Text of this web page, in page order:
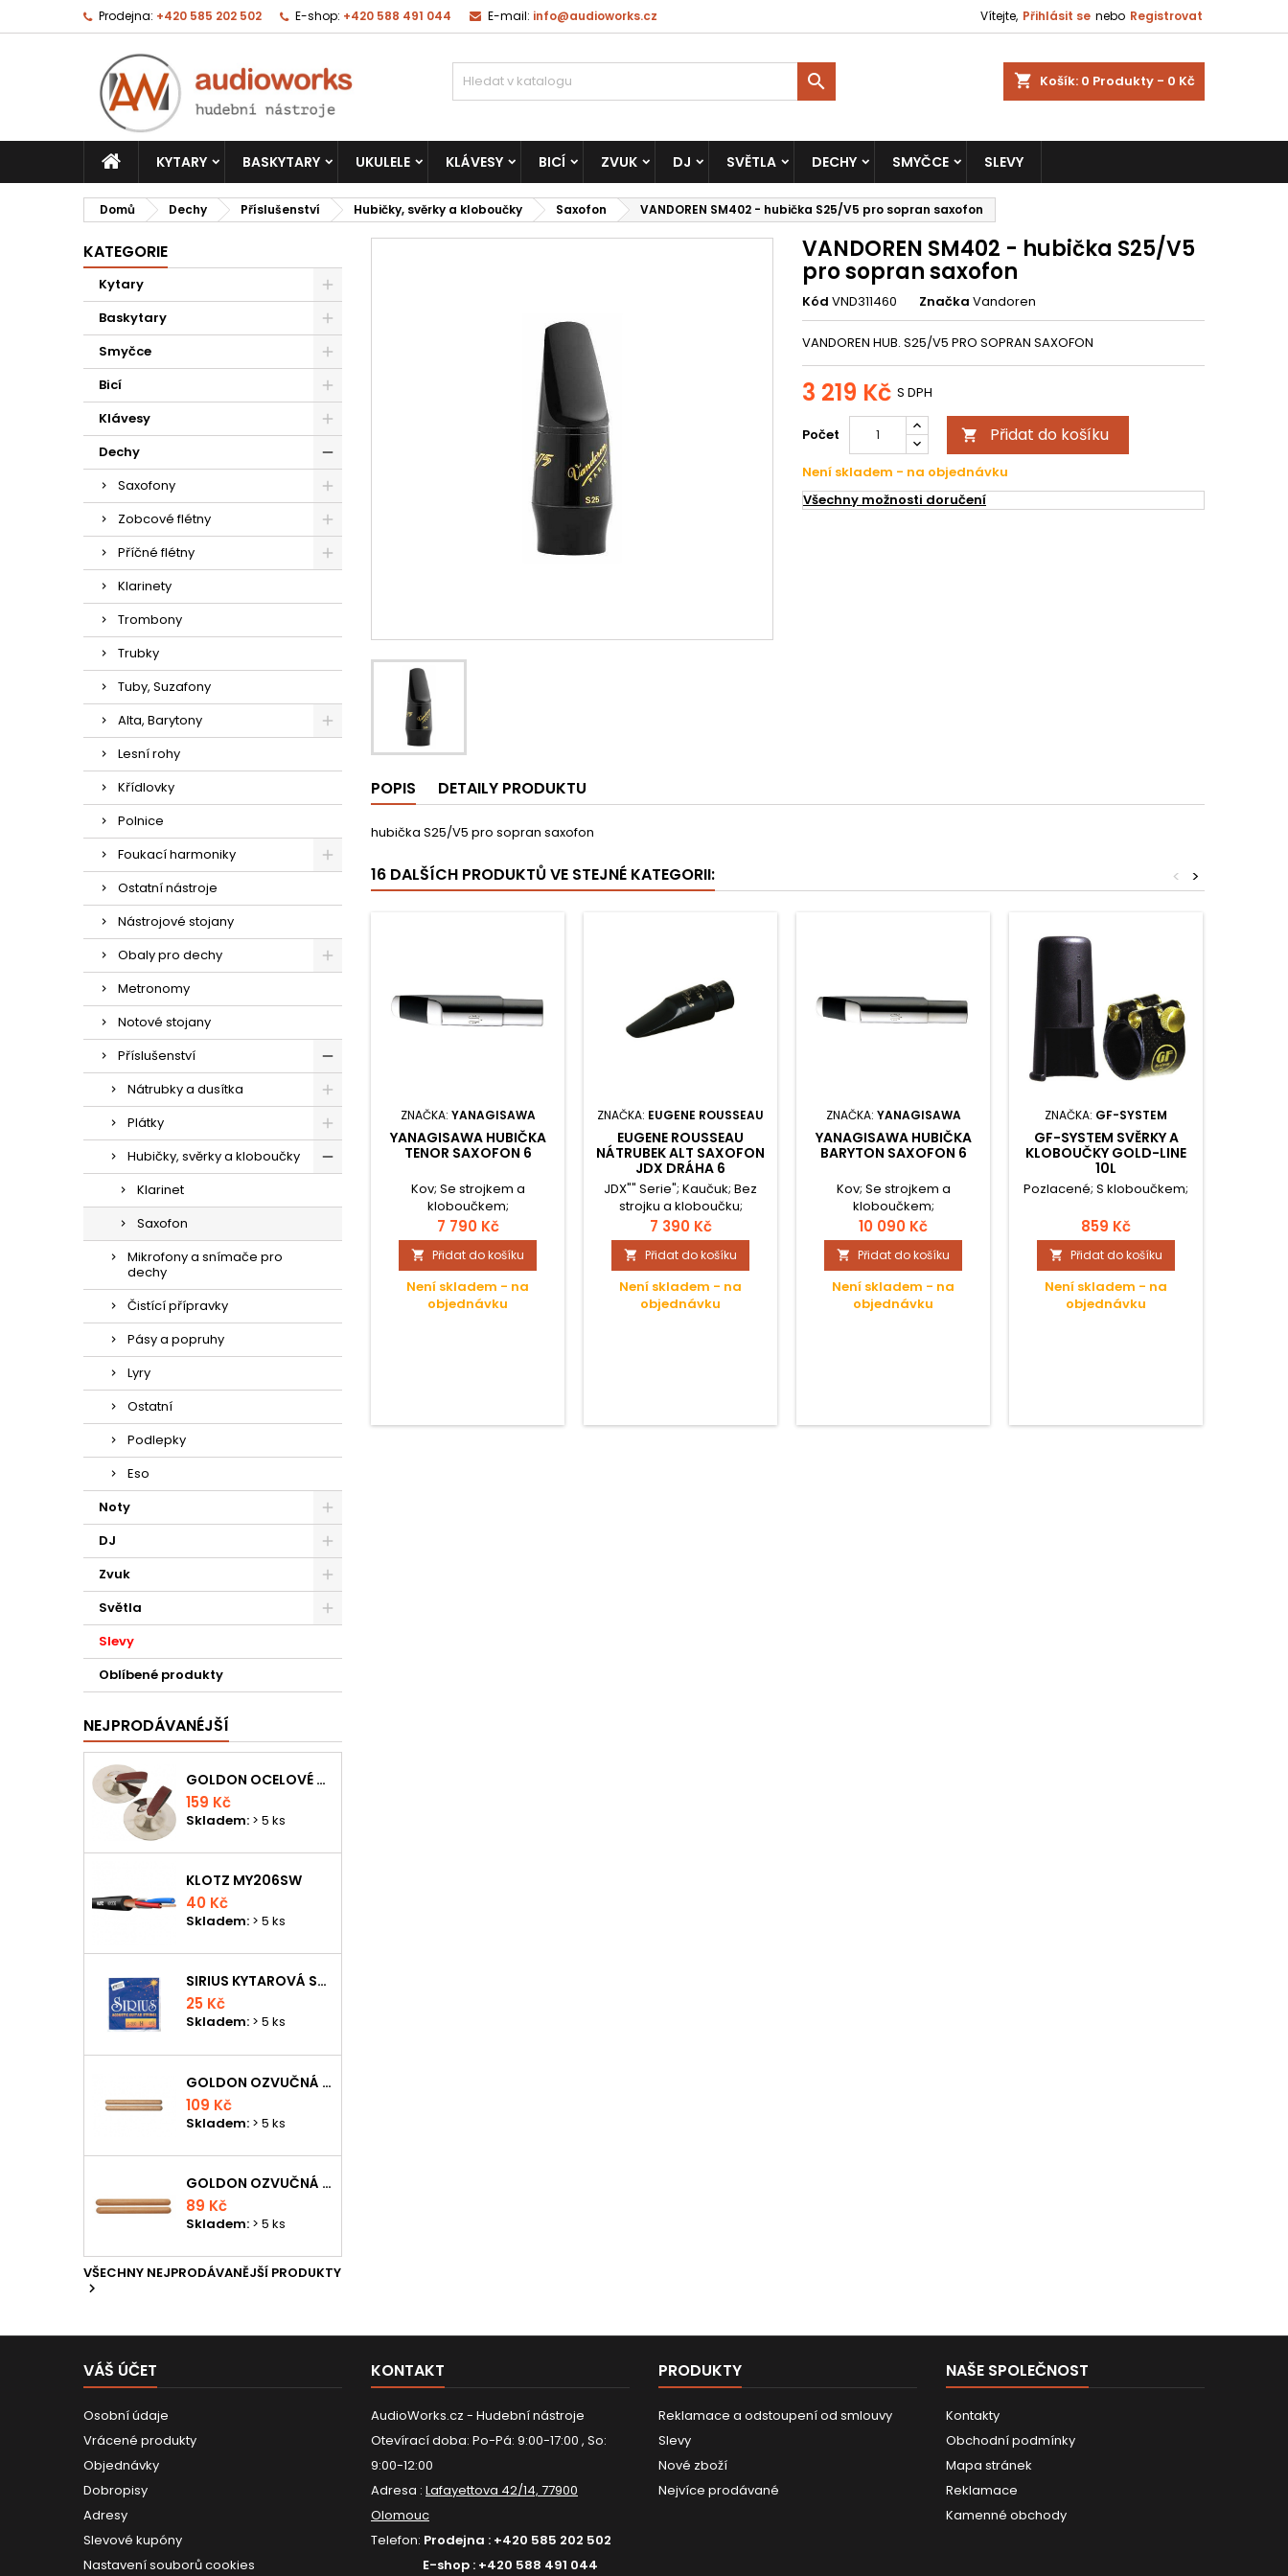
Prodejna: +420 585 202 502 E-shop: +420 588 491 044 E-mail: info@audioworks.cz Vítejte, Přihlásit se nebo Registrovat
shopping_cart Košík: 0 Produkty - 0 Kč

KYTARY BASKYTARY UKULELE KLÁVESY BICÍ ZVUK DJ SVĚTLA DECHY SMYČCE SLEVY
Domů Dechy Příslušenství Hubičky, svěrky a kloboučky Saxofon VANDOREN SM402 - hubička S25/V5 pro sopran saxofon
KATEGORIE
Kytary
Baskytary
Smyčce
Bicí
Klávesy
Dechy
Saxofony
Zobcové flétny
Příčné flétny
Klarinety
Trombony
Trubky
Tuby, Suzafony
Alta, Barytony
Lesní rohy
Křídlovky
Polnice
Foukací harmoniky
Ostatní nástroje
Nástrojové stojany
Obaly pro dechy
Metronomy
Notové stojany
Příslušenství
Nátrubky a dusítka
Plátky
Hubičky, svěrky a kloboučky
Klarinet
Saxofon
Mikrofony a snímače pro
dechy
Čistící přípravky
Pásy a popruhy
Lyry
Ostatní
Podlepky
Eso
Noty
DJ
Zvuk
Světla
Slevy
Oblíbené produkty
NEJPRODÁVANÉJŠÍ
GOLDON OCELOVÉ PRSTOVÉ ČINELKY
159 Kč
Skladem: > 5 ks
KLOTZ MY206SW
40 Kč
Skladem: > 5 ks
SIRIUS KYTAROVÁ STRUNA
25 Kč
Skladem: > 5 ks
GOLDON OZVUČNÁ DŘÍVKA 18 X 200MM
109 Kč
Skladem: > 5 ks
GOLDON OZVUČNÁ DŘÍVKA 15 X 150MM
89 Kč
Skladem: > 5 ks
VŠECHNY NEJPRODÁVANĚJŠÍ PRODUKTY

VANDOREN SM402 - hubička S25/V5
pro sopran saxofon
Kód VND311460 Značka Vandoren
VANDOREN HUB. S25/V5 PRO SOPRAN SAXOFON
3 219 Kč S DPH
Počet  Přidat do košíku
Není skladem - na objednávku
Všechny možnosti doručení
POPIS DETAILY PRODUKTU
hubička S25/V5 pro sopran saxofon
16 DALŠÍCH PRODUKTŮ VE STEJNÉ KATEGORII: >
<
ZNAČKA: YANAGISAWA
YANAGISAWA HUBIČKA
TENOR SAXOFON 6
Kov; Se strojkem a
kloboučkem;
7 790 Kč
 Přidat do košíku
Není skladem - na
objednávku
ZNAČKA: EUGENE ROUSSEAU
EUGENE ROUSSEAU
NÁTRUBEK ALT SAXOFON
JDX DRÁHA 6
JDX"" Serie"; Kaučuk; Bez
strojku a kloboučku;
7 390 Kč
 Přidat do košíku
Není skladem - na
objednávku
ZNAČKA: YANAGISAWA
YANAGISAWA HUBIČKA
BARYTON SAXOFON 6
Kov; Se strojkem a
kloboučkem;
10 090 Kč
 Přidat do košíku
Není skladem - na
objednávku
ZNAČKA: GF-SYSTEM
GF-SYSTEM SVĚRKY A
KLOBOUČKY GOLD-LINE
10L
Pozlacené; S kloboučkem;
859 Kč
 Přidat do košíku
Není skladem - na
objednávku
VÁŠ ÚČET
Osobní údaje
Vrácené produkty
Objednávky
Dobropisy
Adresy
Slevové kupóny
Nastavení souborů cookies
KONTAKT
AudioWorks.cz - Hudební nástroje
Otevírací doba: Po-Pá: 9:00-17:00 , So:
9:00-12:00
Adresa : Lafayettova 42/14, 77900
Olomouc
Telefon: Prodejna : +420 585 202 502
E-shop : +420 588 491 044
PRODUKTY
Reklamace a odstoupení od smlouvy
Slevy
Nové zboží
Nejvíce prodávané
NAŠE SPOLEČNOST
Kontakty
Obchodní podmínky
Mapa stránek
Reklamace
Kamenné obchody